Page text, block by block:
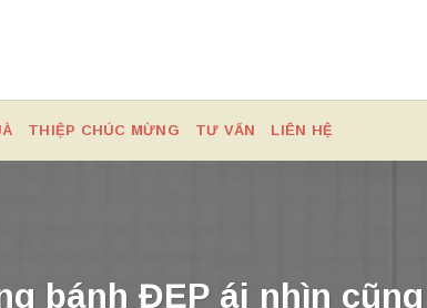
THIỆP CHÚC MỪNG TƯ VẤN LIÊN HỆ
bánh ĐẸP ái nhìn cũng